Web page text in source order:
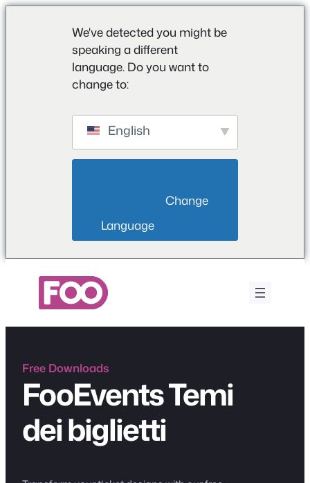
We've detected you might be
speaking a different
language. Do you want to
change to:
English
Language
contenuto
Free Downloads
FooEvents Temi
dei biglietti